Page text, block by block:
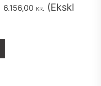
6.156,00 KR.
(Ekskl